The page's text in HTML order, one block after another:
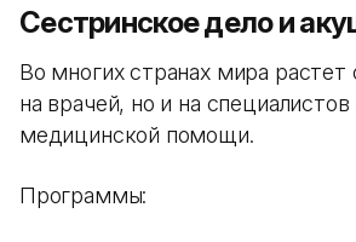
Сестринское дело и
Во многих странах мира растет
на врачей, но и на
медицинской помощи.
Программы: